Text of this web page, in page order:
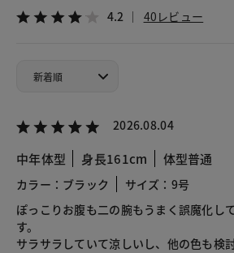
4.2 40レビュー
2026.08.04
中年体型 身長161cm 体型普通
カラー：ブラック
サイズ：9号
ぽっこりお腹も二の腕もうまく誤魔化し
す。
サラサラしていて涼しいし、他の色も検討